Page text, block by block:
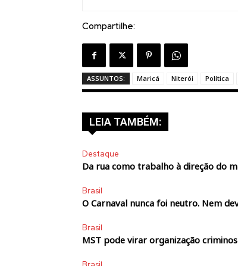
Compartilhe:
ASSUNTOS: Maricá Niterói Política
LEIA TAMBÉM:
Destaque
Da rua como trabalho à direção do
Brasil
O Carnaval nunca foi neutro. Nem
Brasil
MST pode virar organização